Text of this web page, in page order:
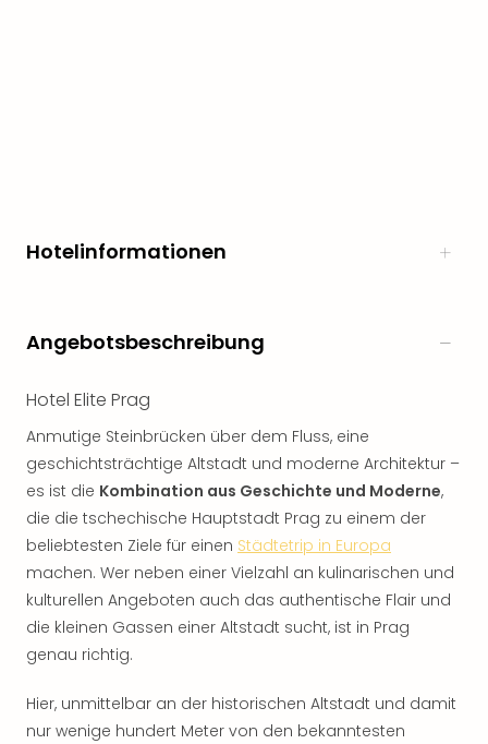
Hotelinformationen
Angebotsbeschreibung
Hotel Elite Prag
Anmutige Steinbrücken über dem Fluss, eine
geschichtsträchtige Altstadt und moderne Architektur –
es ist die Kombination aus Geschichte und Moderne,
die die tschechische Hauptstadt Prag zu einem der
beliebtesten Ziele für einen Städtetrip in Europa
machen. Wer neben einer Vielzahl an kulinarischen und
kulturellen Angeboten auch das authentische Flair und
die kleinen Gassen einer Altstadt sucht, ist in Prag
genau richtig.
Hier, unmittelbar an der historischen Altstadt und damit
nur wenige hundert Meter von den bekanntesten